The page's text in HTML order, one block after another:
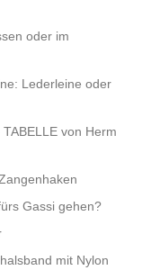
oder im
Lederleine oder
von Herm
Gassi gehen?
mit Nylon